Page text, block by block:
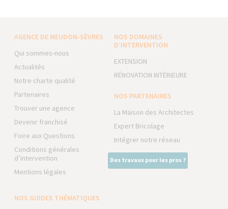
AGENCE DE MEUDON-SÈVRES
Qui sommes-nous
Actualités
Notre charte qualité
Partenaires
Trouver une agence
Devenir franchisé
Foire aux Questions
Conditions générales
d’intervention
Mentions légales
NOS DOMAINES
D’INTERVENTION
EXTENSION
RÉNOVATION INTÉRIEURE
NOS PARTENAIRES
La Maison des Architectes
Expert Bricolage
Intégrer notre réseau
Des travaux pour les pros ?
NOS GUIDES THÉMATIQUES